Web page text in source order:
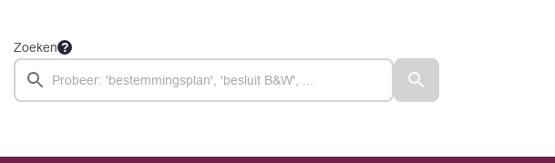
Zoeken